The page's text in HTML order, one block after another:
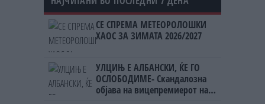
СЕ СПРЕМА МЕТЕОРОЛОШКИ
ХАОС ЗА ЗИМАТА 2026/2027
УЛЦИЊ Е АЛБАНСКИ, ЌЕ ГО
ОСЛОБОДИМЕ- Скандалозна
објава на вицепремиерот на